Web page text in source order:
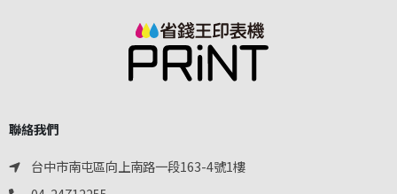
聯絡我們
台中市南屯區向上南路一段163-4號1樓